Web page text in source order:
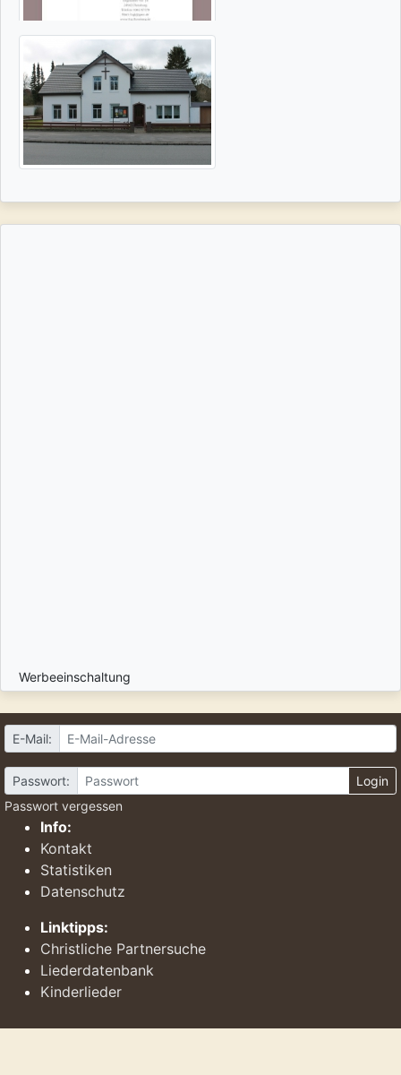
Werbeeinschaltung
E-Mail:
Passwort:
Login
Passwort vergessen
Info:
Kontakt
Statistiken
Datenschutz
Linktipps:
Christliche Partnersuche
Liederdatenbank
Kinderlieder